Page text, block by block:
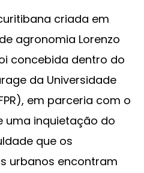
criada em
agronomia Lorenzo
concebida dentro do
da Universidade
em parceria com o
uma inquietação do
que os
urbanos encontram